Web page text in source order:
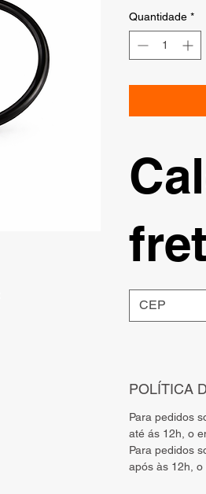
Quantidade *
POLÍTICA
Para pedidos
até ás 12h, o
Para pedidos
após às 12h,